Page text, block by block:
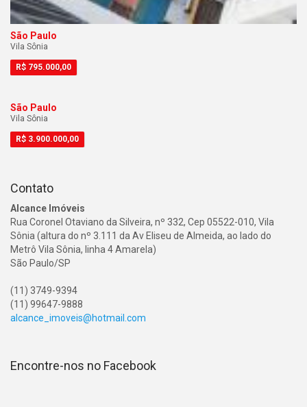
São Paulo
Vila Sônia
R$ 795.000,00
São Paulo
Vila Sônia
R$ 3.900.000,00
Contato
Alcance Imóveis
Rua Coronel Otaviano da Silveira, nº 332, Cep 05522-010, Vila
Sônia (altura do nº 3.111 da Av Eliseu de Almeida, ao lado do
Metrô Vila Sônia, linha 4 Amarela)
São Paulo/SP
(11) 3749-9394
(11) 99647-9888
alcance_imoveis@hotmail.com
Encontre-nos no Facebook